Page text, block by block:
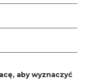
aby wyznaczyć